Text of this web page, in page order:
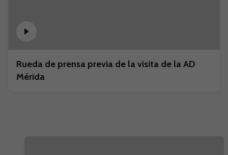
Rueda de prensa previa de la visita de la AD
Mérida